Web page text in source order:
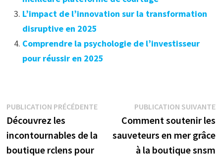
L’impact de l’innovation sur la transformation
disruptive en 2025
Comprendre la psychologie de l’investisseur
pour réussir en 2025
Navigation
de
l’article
PUBLICATION PRÉCÉDENTEPublication
précédente :
Découvrez les
incontournables de la
boutique rclens pour
PUBLICATION SUIVANTE
Comment soutenir les
sauveteurs en mer grâce
à la boutique snsm